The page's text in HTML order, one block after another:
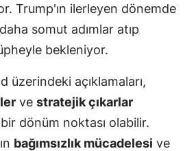
Trump'ın ilerleyen dönemde
somut adımlar atıp
bekleniyor.
üzerindeki açıklamaları,
ve stratejik çıkarlar
bir dönüm noktası olabilir.
bağımsızlık mücadelesi ve